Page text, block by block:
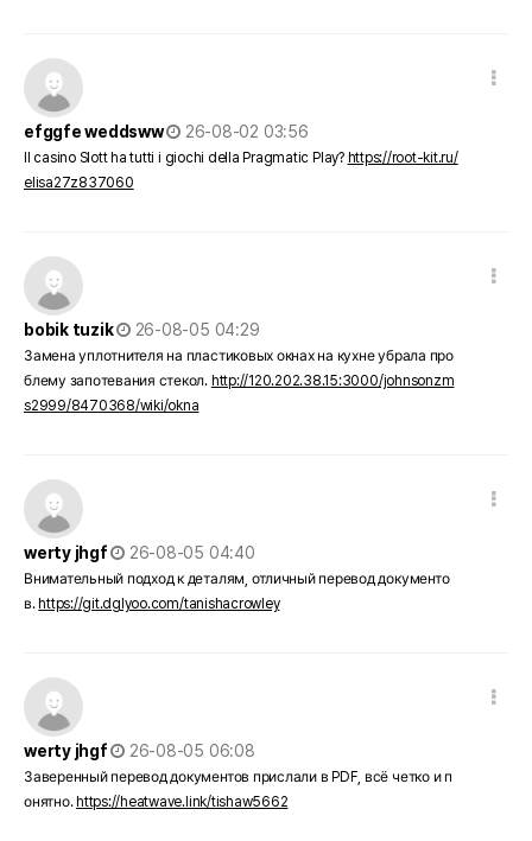
efggfe weddsww
작성일
26-08-02 03:56
Il casino Slott ha tutti i giochi della Pragmatic Play? https://root-kit.ru/
elisa27z837060
bobik tuzik
작성일
26-08-05 04:29
Замена уплотнителя на пластиковых окнах на кухне убрала про
блему запотевания стекол. http://120.202.38.15:3000/johnsonzm
s2999/8470368/wiki/okna
werty jhgf
작성일
26-08-05 04:40
Внимательный подход к деталям, отличный перевод документо
в. https://git.dglyoo.com/tanishacrowley
werty jhgf
작성일
26-08-05 06:08
Заверенный перевод документов прислали в PDF, всё четко и п
онятно. https://heatwave.link/tishaw5662